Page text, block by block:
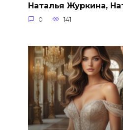
Наталья Журкина,
0 141